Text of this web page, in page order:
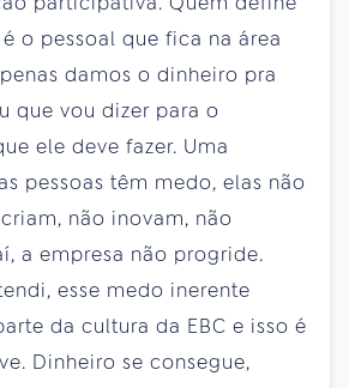
o pessoal que fica na área
damos o dinheiro pra
que vou dizer para o
ele deve fazer. Uma
pessoas têm medo, elas não
não inovam, não
a empresa não progride.
esse medo inerente
da cultura da EBC e isso é
Dinheiro se consegue,